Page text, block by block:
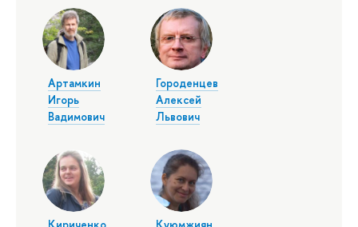
Артамкин
Игорь
Вадимович
Городенцев
Алексей
Львович